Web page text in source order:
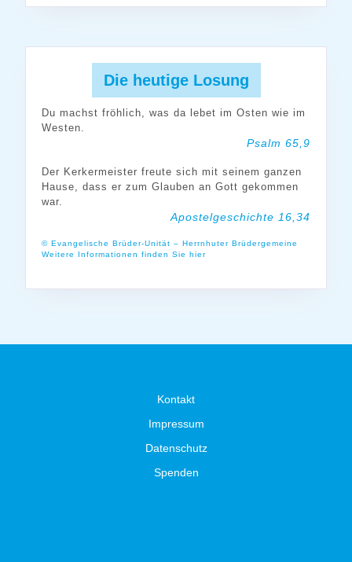
Die heutige Losung
Du machst fröhlich, was da lebet im Osten wie im
Westen.
Psalm 65,9
Der Kerkermeister freute sich mit seinem ganzen
Hause, dass er zum Glauben an Gott gekommen
war.
Apostelgeschichte 16,34
© Evangelische Brüder-Unität – Herrnhuter Brüdergemeine
Weitere Informationen finden Sie hier
Kontakt
Impressum
Datenschutz
Spenden